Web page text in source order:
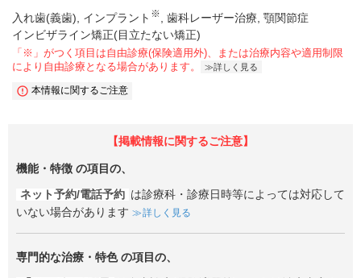
入れ歯(義歯) インプラント ※ 歯科レーザー治療 顎関節症
インビザライン矯正(目立たない矯正)
「※」がつく項目は自由診療(保険適用外)、または治療内容や適用制限
により自由診療となる場合があります。
詳しく見る
本情報に関するご注意
【掲載情報に関するご注意】
機能・特徴 の項目の、
ネット予約/電話予約 は診療科・診療日時等によっては対応して
いない場合があります
詳しく見る
専門的な治療・特色の項目の、